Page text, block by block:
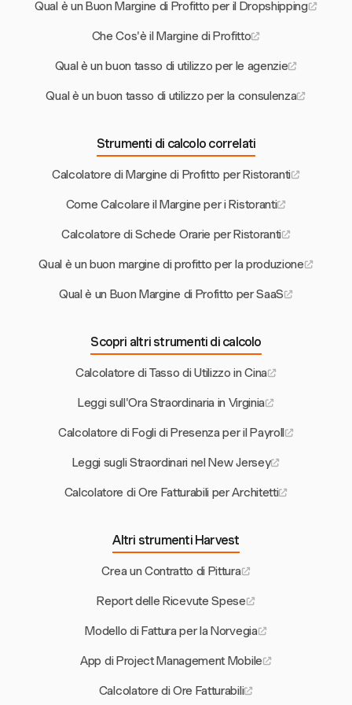
Qual è un Buon Margine di Profitto per il Dropshipping
Che Cos'è il Margine di Profitto
Qual è un buon tasso di utilizzo per le agenzie
Qual è un buon tasso di utilizzo per la consulenza
Strumenti di calcolo correlati
Calcolatore di Margine di Profitto per Ristoranti
Come Calcolare il Margine per i Ristoranti
Calcolatore di Schede Orarie per Ristoranti
Qual è un buon margine di profitto per la produzione
Qual è un Buon Margine di Profitto per SaaS
Scopri altri strumenti di calcolo
Calcolatore di Tasso di Utilizzo in Cina
Leggi sull'Ora Straordinaria in Virginia
Calcolatore di Fogli di Presenza per il Payroll
Leggi sugli Straordinari nel New Jersey
Calcolatore di Ore Fatturabili per Architetti
Altri strumenti Harvest
Crea un Contratto di Pittura
Report delle Ricevute Spese
Modello di Fattura per la Norvegia
App di Project Management Mobile
Calcolatore di Ore Fatturabili